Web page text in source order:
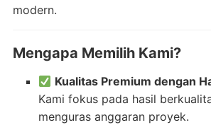
modern.
Mengapa Memilih Kami?
Kualitas Premium dengan
Kami fokus pada hasil
menguras anggaran proyek.